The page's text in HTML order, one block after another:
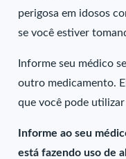
perigosa em idosos
se você estiver
Informe seu médico
outro medicamento.
que você pode
Informe ao seu
está fazendo uso de